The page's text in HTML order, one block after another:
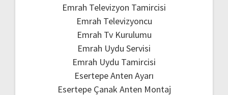
Emrah Televizyon Tamircisi
Emrah Televizyoncu
Emrah Tv Kurulumu
Emrah Uydu Servisi
Emrah Uydu Tamircisi
Esertepe Anten Ayarı
Esertepe Çanak Anten Montaj